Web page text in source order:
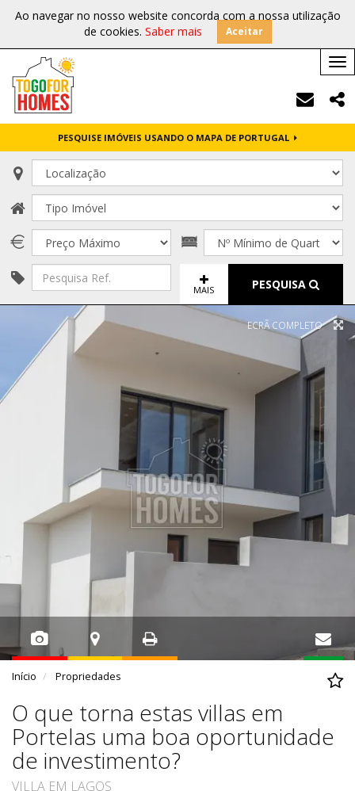
Ao navegar no nosso website concorda com a nossa utilização
de cookies. Saber mais Aceitar
PESQUISE IMÓVEIS USANDO O MAPA DE PORTUGAL
MAIS PESQUISA
ECRÃ COMPLETO
Início Propriedades
O que torna estas villas em
Portelas uma boa oportunidade
de investimento?
VILLA EM LAGOS